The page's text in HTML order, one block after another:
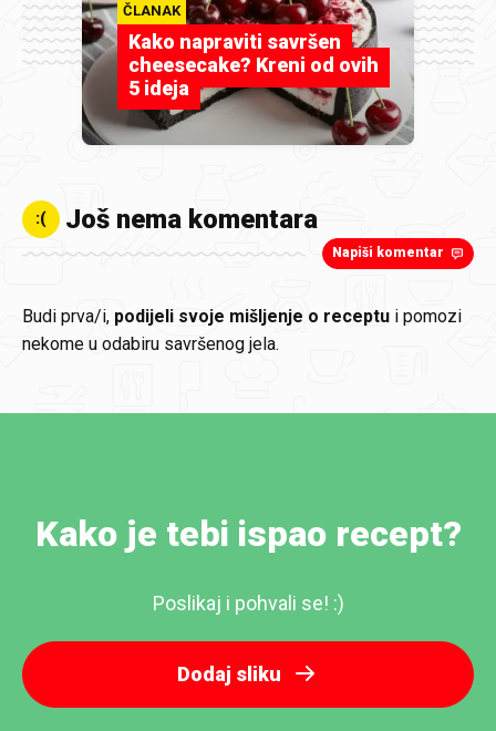
ČLANAK
Kako napraviti savršen
cheesecake? Kreni od ovih
5 ideja
:( Još nema komentara
Napiši komentar
Budi prva/i, podijeli svoje mišljenje o receptu i pomozi
nekome u odabiru savršenog jela.
Kako je tebi ispao recept?
Poslikaj i pohvali se! :)
Dodaj sliku